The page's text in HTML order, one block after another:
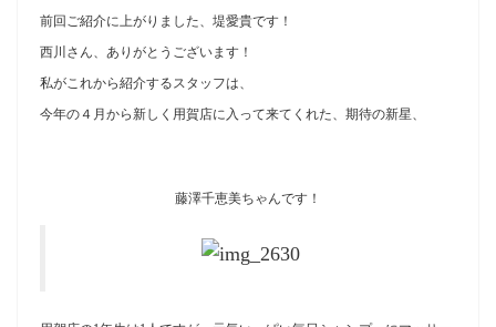
前回ご紹介に上がりました、堤愛貴です！
西川さん、ありがとうございます！
私がこれから紹介するスタッフは、
今年の４月から新しく用賀店に入って来てくれた、期待の新星、
藤澤千恵美ちゃんです！